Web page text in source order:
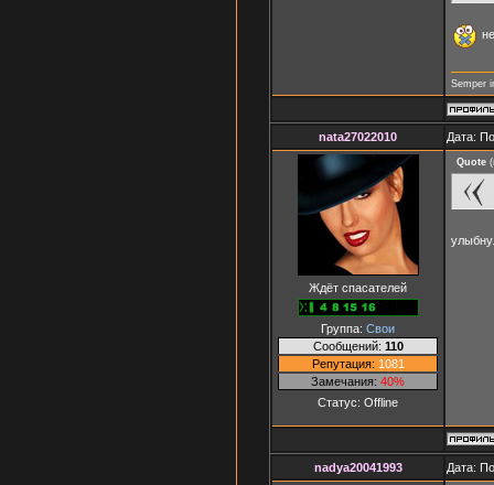
Semper
nata27022010 Дата:
Ждёт спасателей
Группа: Свои
Сообщений: 110
Репутация: 1081
Замечания: 40%
Статус: Offline
Quote (
nadya20041993 Дата: